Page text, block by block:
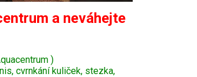
a neváhejte
)
cvrnkání kuliček, stezka,